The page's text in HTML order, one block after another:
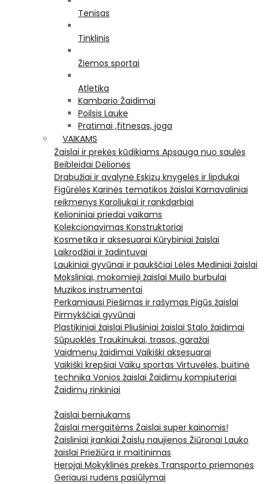
Tenisas
Tinklinis
Žiemos sportai
Atletika
Kambario Žaidimai
Poilsis Lauke
Pratimai ,fitnesas, joga
VAIKAMS
Žaislai ir prekės kūdikiams Apsauga nuo saulės
Beibleidai Dėlionės
Drabužiai ir avalynė Eskizų knygelės ir lipdukai
Figūrėlės Karinės tematikos žaislai Karnavaliniai
reikmenys Karoliukai ir rankdarbiai
Kelioniniai priedai vaikams
Kolekcionavimas Konstruktoriai
Kosmetika ir aksesuarai Kūrybiniai žaislai
Laikrodžiai ir žadintuvai
Laukiniai gyvūnai ir paukščiai Lėlės Mediniai žaislai
Moksliniai, mokomieji žaislai Muilo burbulai
Muzikos instrumentai
Perkamiausi Piešimas ir rašymas Pigūs žaislai
Pirmykščiai gyvūnai
Plastikiniai žaislai Pliušiniai žaislai Stalo žaidimai
Sūpuoklės Traukinukai, trasos, garažai
Vaidmenų žaidimai Vaikiški aksesuarai
Vaikiški krepšiai Vaikų sportas Virtuvėlės, buitinė
technika Vonios žaislai Žaidimų kompiuteriai
Žaidimų rinkiniai
Žaislai berniukams
Žaislai mergaitėms Žaislai super kainomis!
Žaisliniai įrankiai Žaislų naujienos Žiūronai Lauko
žaislai Priežiūra ir maitinimas
Herojai Mokyklinės prekės Transporto priemonės
Geriausi rudens pasiūlymai